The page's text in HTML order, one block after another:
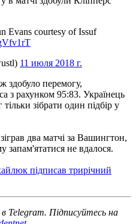
Evans courtesy of Issuf
11 июля 2018 г.
здобуло перемогу,
з рахунком 95:83. Українець
зібрати один підбір у
два матчі за Вашингтон,
запам'ятатися не вдалося.
підписав трирічний
в Telegram. Підписуйтесь на